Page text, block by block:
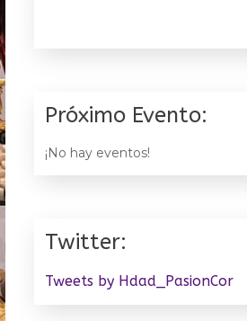
Próximo Evento:
¡No hay eventos!
Twitter:
Tweets by Hdad_PasionCor